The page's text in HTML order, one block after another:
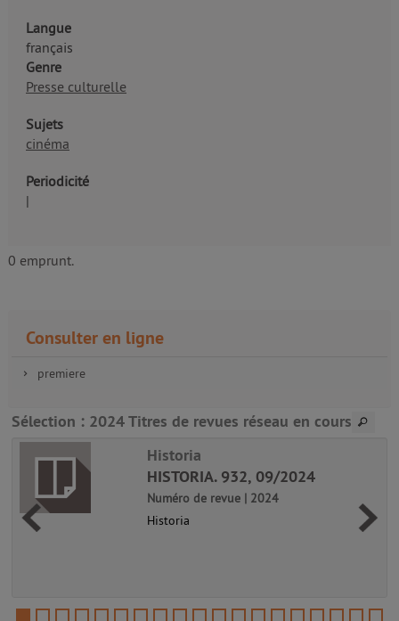
Langue
français
Genre
Presse culturelle
Sujets
cinéma
Periodicité
|
0 emprunt.
Consulter en ligne
premiere
Sélection : 2024 Titres de revues réseau en cours
Historia
HISTORIA. 932, 09/2024
Numéro de revue | 2024
Historia